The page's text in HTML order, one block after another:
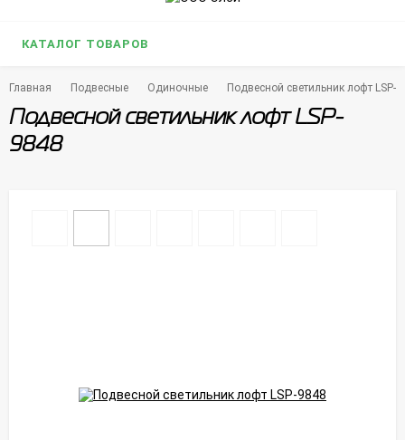
КАТАЛОГ ТОВАРОВ
Главная Подвесные Одиночные Подвесной светильник лофт LSP-
Подвесной светильник лофт LSP-
9848